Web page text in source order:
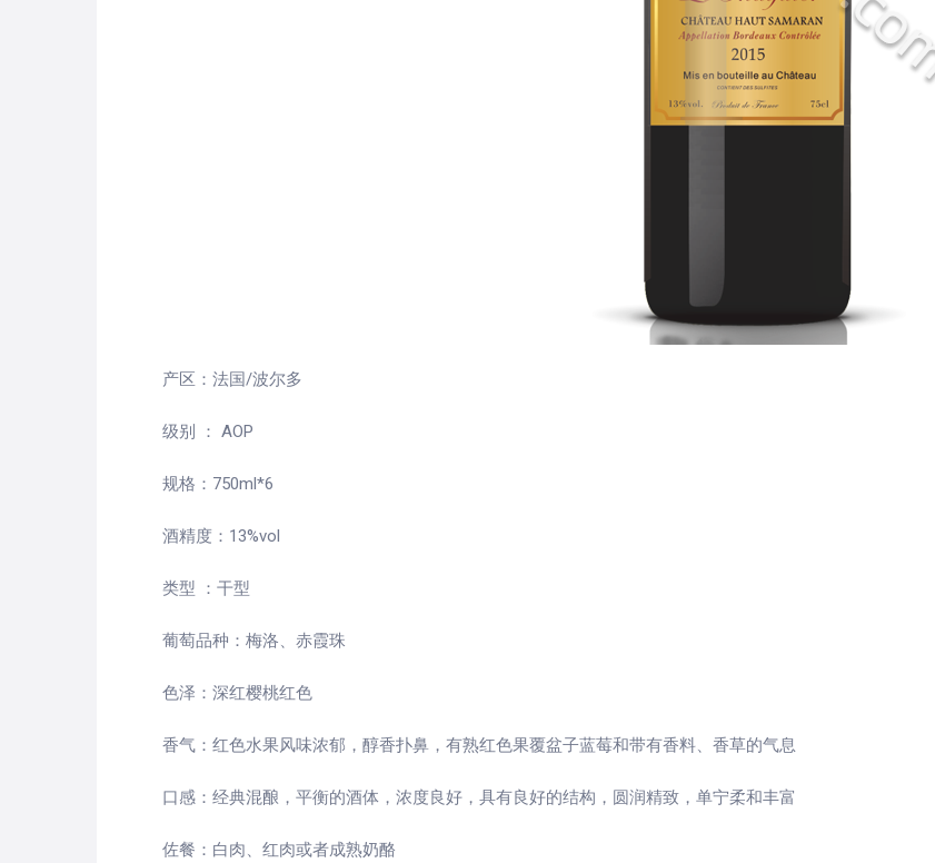
产区：法国/波尔多
级别 ： AOP
规格：750ml*6
酒精度：13%vol
类型 ：干型
葡萄品种：梅洛、赤霞珠
色泽：深红樱桃红色
香气：红色水果风味浓郁，醇香扑鼻，有熟红色果覆盆子蓝莓和带有香料、香草的气息
口感：经典混酿，平衡的酒体，浓度良好，具有良好的结构，圆润精致，单宁柔和丰富
佐餐：白肉、红肉或者成熟奶酪